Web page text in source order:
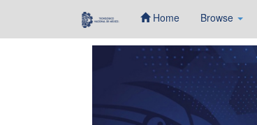
Home Browse